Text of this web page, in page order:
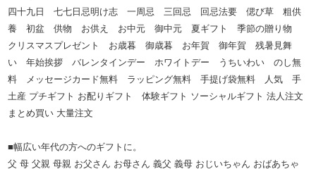
四十九日 七七日忌明け志 一周忌 三回忌 回忌法要 偲び草 粗供
養 初盆 供物 お供え お中元 御中元 夏ギフト 季節の贈り物
クリスマスプレゼント お歳暮 御歳暮 お年賀 御年賀 残暑見舞
い 年始挨拶 バレンタインデー ホワイトデー うちいわい のし無
料 メッセージカード無料 ラッピング無料 手提げ袋無料 人気 手
土産 プチギフト お配りギフト 体験ギフト ソーシャルギフト 法人注文
まとめ買い 大量注文
■幅広い年代の方へのギフトに。
父 母 父親 母親 お父さん お母さん 義父 義母 おじいちゃん おばあちゃ